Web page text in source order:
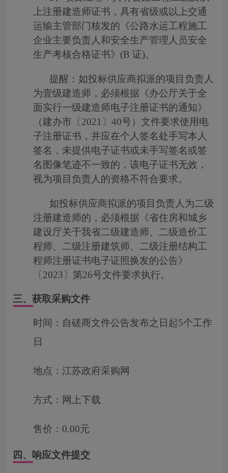
上注册建造师证书，具有省级或以上交通
运输主管部门核发的《公路水运工程施工
企业主要负责人和安全生产管理人员安全
生产考核合格证书》 (B 证)。
提醒：如投标供应商拟派的项目负责人
为壹级建造师，必须根据《办公厅关于全
面实行一级建造师电子注册证书的通知》
（建办市〔 2021 〕 40号）文件要求使用电
子注册证书，并应在个人签名处手写本人
签名，未提供电子证书或未手写签名或签
名图像笔迹不一致的，该电子证书无效，
视为项目负责人的资格不符合要求。
如投标供应商拟派的项目负责人为二级
注册建造师的，必须根据《省住房和城乡
建设厅关于我省二级建造师、二级造价工
程师、二级注册建筑师、二级注册结构工
程师注册证书电子证照换发的公告》
〔 2023 〕第26号文件要求执行。
三、获取采购文件
时间： 自磋商文件公告发布之日起5个工作
日
地点： 江苏政府采购网
方式： 网上下载
售价： 0.00元
四、响应文件提交